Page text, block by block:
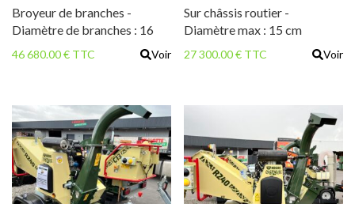
TW 230 HB
Broyeur de branches -
Diamètre de branches : 16
cm
46 680.00 € TTC Voir
Sur châssis routier -
Diamètre max : 15 cm
27 300.00 € TTC Voir